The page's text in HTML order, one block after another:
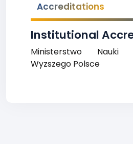
Accreditations
Institutional
Ministerstwo Nauki
Wyzszego Polsce